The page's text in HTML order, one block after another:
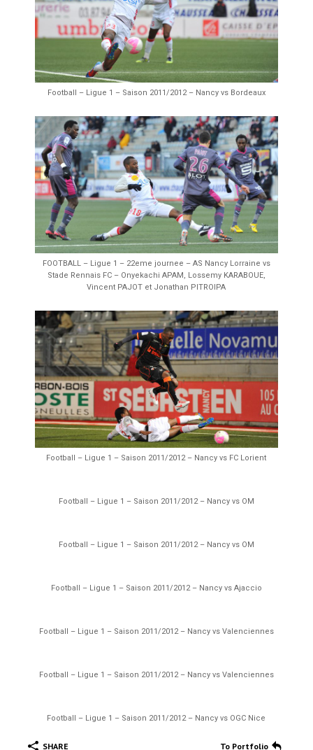
AS Nancy Lorraine
Projet 365
Football – Ligue 1 – Saison 2011/2012 – Nancy vs Bordeaux
FOOTBALL – Ligue 1 – 22eme journee – AS Nancy Lorraine vs
Stade Rennais FC – Onyekachi APAM, Lossemy KARABOUE,
Vincent PAJOT et Jonathan PITROIPA
Football – Ligue 1 – Saison 2011/2012 – Nancy vs FC Lorient
Football – Ligue 1 – Saison 2011/2012 – Nancy vs OM
Football – Ligue 1 – Saison 2011/2012 – Nancy vs OM
Football – Ligue 1 – Saison 2011/2012 – Nancy vs Ajaccio
Football – Ligue 1 – Saison 2011/2012 – Nancy vs Valenciennes
Football – Ligue 1 – Saison 2011/2012 – Nancy vs Valenciennes
Football – Ligue 1 – Saison 2011/2012 – Nancy vs OGC Nice
SHARE To Portfolio